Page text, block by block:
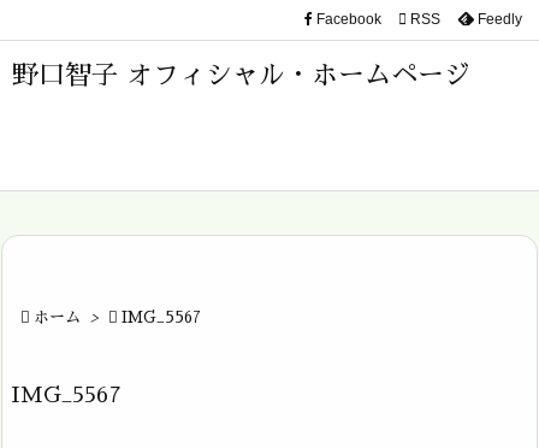
野口智子 オフィシャル・ホームページ

前へ

Facebook  RSS Feedly
 ホーム >  IMG_5567
IMG_5567